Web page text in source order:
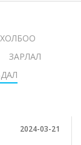
ЗАРЛАЛ
2024-03-21